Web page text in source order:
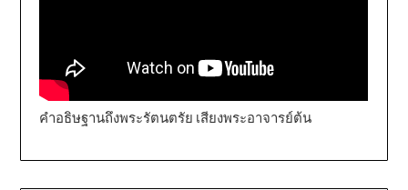
คำอธิษฐานถึงพระรัตนตรัย เสียงพระอาจารย์ต้น